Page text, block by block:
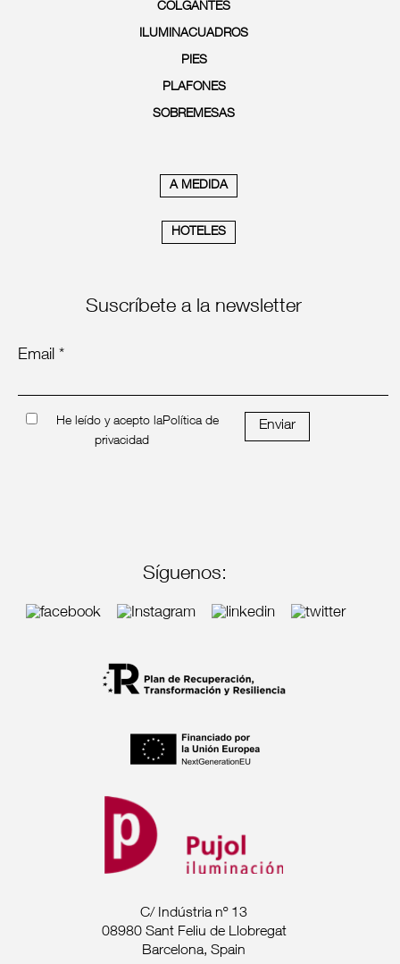
COLGANTES
ILUMINACUADROS
PIES
PLAFONES
SOBREMESAS
A MEDIDA
HOTELES
Suscríbete a la newsletter
Email *
He leído y acepto laPolítica de
privacidad
Enviar
Síguenos:
C/ Indústria nº 13
08980 Sant Feliu de Llobregat
Barcelona, Spain